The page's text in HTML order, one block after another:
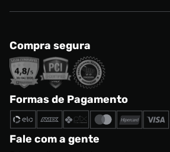
Compra segura
Formas de Pagamento
Fale com a gente